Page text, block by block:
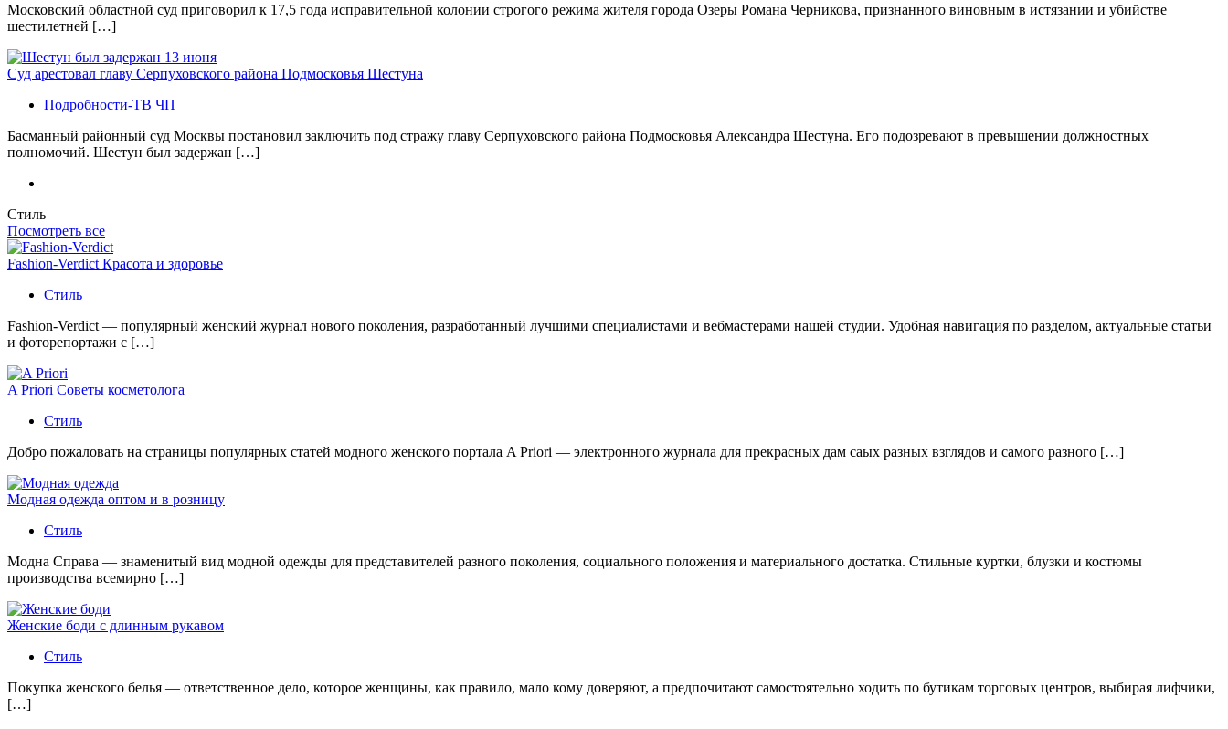
Московский областной суд приговорил к 17,5 года исправительной колонии строгого режима жителя города Озеры Романа Черникова, признанного виновным в истязании и убийстве
шестилетней […]
Суд арестовал главу Серпуховского района Подмосковья Шестуна
Подробности-ТВ ЧП
Басманный районный суд Москвы постановил заключить под стражу главу Серпуховского района Подмосковья Александра Шестуна. Его подозревают в превышении должностных
полномочий. Шестун был задержан […]
Стиль
Посмотреть все
Fashion-Verdict Красота и здоровье
Стиль
Fashion-Verdict — популярный женский журнал нового поколения, разработанный лучшими специалистами и вебмастерами нашей студии. Удобная навигация по разделом, актуальные статьи
и фоторепортажи с […]
A Priori Советы косметолога
Стиль
Добро пожаловать на страницы популярных статей модного женского портала A Priori — электронного журнала для прекрасных дам саых разных взглядов и самого разного […]
Модная одежда оптом и в розницу
Стиль
Модна Справа — знаменитый вид модной одежды для представителей разного поколения, социального положения и материального достатка. Стильные куртки, блузки и костюмы
производства всемирно […]
Женские боди с длинным рукавом
Стиль
Покупка женского белья — ответственное дело, которое женщины, как правило, мало кому доверяют, а предпочитают самостоятельно ходить по бутикам торговых центров, выбирая лифчики,
[…]